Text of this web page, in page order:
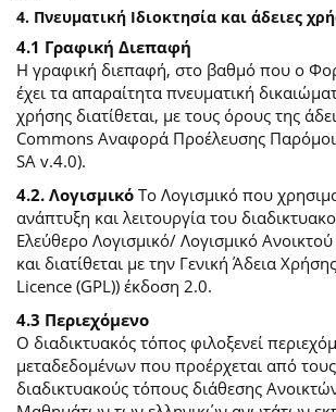
4. Πνευματική Ιδιοκτησία και άδειες
4.1 Γραφική Διεπαφή
Η γραφική διεπαφή, στο βαθμό που ο
έχει τα απαραίτητα πνευματική
χρήσης διατίθεται, με τους όρους της
Commons Αναφορά Προέλευσης
SA v.4.0).
4.2. ΛογισμικόΤο Λογισμικό που
ανάπτυξη και λειτουργία του
Ελεύθερο Λογισμικό/ Λογισμικό
και διατίθεται με την Γενική Άδεια
Licence (GPL)) έκδοση 2.0.
4.3 Περιεχόμενο
O διαδικτυακός τόπος φιλοξενεί
μεταδεδομένων που προέρχεται από τους
διαδικτυακούς τόπους διάθεσης